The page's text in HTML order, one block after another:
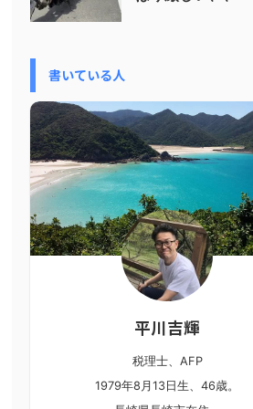
書いている人
平川吉輝
税理士、AFP
1979年8月13日生、46歳。